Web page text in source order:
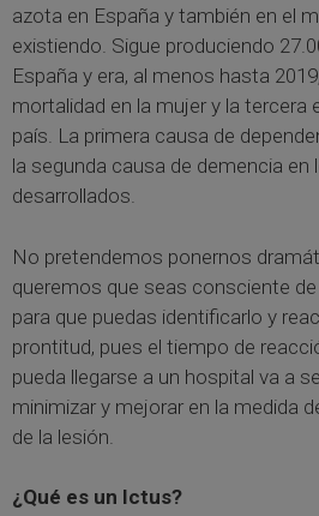
azota en España y también en el
existiendo. Sigue produciendo
España y era, al menos hasta
mortalidad en la mujer y la tercera
país. La primera causa de
la segunda causa de demencia en
desarrollados.
No pretendemos ponernos
queremos que seas consciente
para que puedas identificarlo y
prontitud, pues el tiempo de
pueda llegarse a un hospital va a
minimizar y mejorar en la medida
de la lesión.
¿Qué es un Ictus?